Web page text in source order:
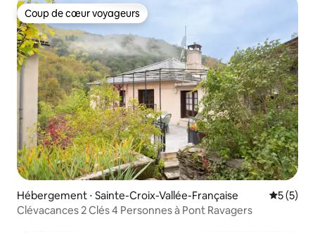
Coup de cœur voyageurs
Coup de cœur voyageurs
Hébergement ⋅ Sainte-Croix-Vallée-Française
5 (5)
Clévacances 2 Clés 4 Personnes à Pont Ravagers